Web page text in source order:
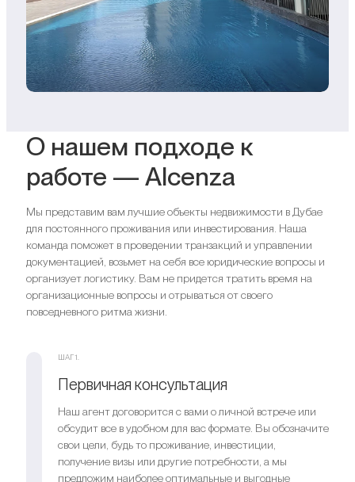
О нашем подходе к
работе — Alcenza
Мы представим вам лучшие объекты недвижимости в Дубае
для постоянного проживания или инвестирования. Наша
команда поможет в проведении транзакций и управлении
документацией, возьмет на себя все юридические вопросы и
организует логистику. Вам не придется тратить время на
организационные вопросы и отрываться от своего
повседневного ритма жизни.
ШАГ 1.
Первичная консультация
Наш агент договорится с вами о личной встрече или
обсудит все в удобном для вас формате. Вы обозначите
свои цели, будь то проживание, инвестиции,
получение визы или другие потребности, а мы
предложим наиболее оптимальные и выгодные